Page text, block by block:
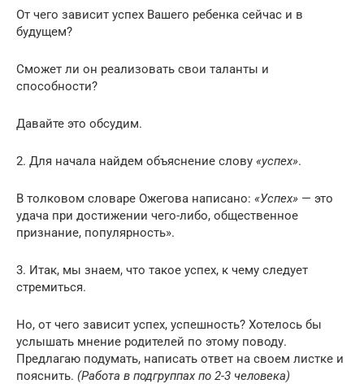
От чего зависит успех Вашего ребенка сейчас и в
будущем?
Сможет ли он реализовать свои таланты и
способности?
Давайте это обсудим.
2. Для начала найдем объяснение слову «успех».
В толковом словаре Ожегова написано: «Успех» — это
удача при достижении чего-либо, общественное
признание, популярность».
3. Итак, мы знаем, что такое успех, к чему следует
стремиться.
Но, от чего зависит успех, успешность? Хотелось бы
услышать мнение родителей по этому поводу.
Предлагаю подумать, написать ответ на своем листке и
пояснить. (Работа в подгруппах по 2-3 человека)